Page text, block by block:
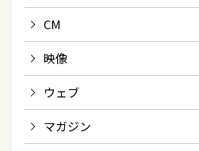
CM
映像
ウェブ
マガジン